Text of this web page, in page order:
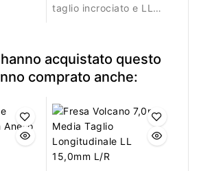
taglio incrociato e LL
del materiale.
acquistato questo
comprato anche: